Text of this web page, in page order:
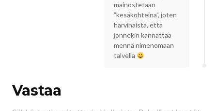
mainostetaan
”kesäkohteina”, joten
harvinaista, että
jonnekin kannattaa
mennä nimenomaan
talvella
Vastaa